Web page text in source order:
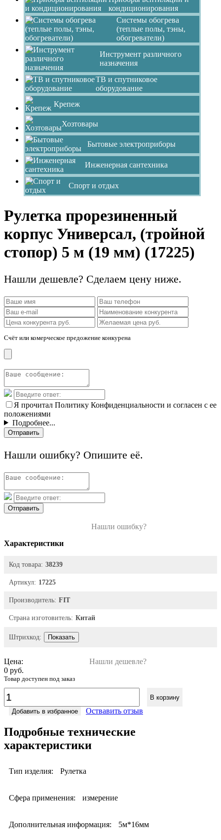
кондиционирования
Системы обогрева
(теплые полы, тэны,
обогреватели)
Инструмент различного
назначения
ТВ и спутниковое
оборудование
Крепеж
Хозтовары
Бытовые электроприборы
Инженерная сантехника
Спорт и отдых
Рулетка прорезиненный
корпус Универсал, (тройной
стопор) 5 м (19 мм) (17225)
Нашли дешевле? Сделаем цену ниже.
Счёт или комерческое предожение конкурена
Я прочитал Политику Конфиденциальности и согласен с ее
положениями
Подробнее...
Отправить
Нашли ошибку? Опишите её.
Отправить
Нашли ошибку?
Характеристики
Код товара: 38239
Артикул: 17225
Производитель: FIT
Страна изготовитель: Китай
Штрихкод: Показать
Цена:
Нашли дешевле?
0 руб.
Товар доступен под заказ
В корзину
Добавить в избранное
Оствавить отзыв
Подробные технические
характеристики
Тип изделия: Рулетка
Сфера применения: измерение
Дополнительная информация: 5м*16мм